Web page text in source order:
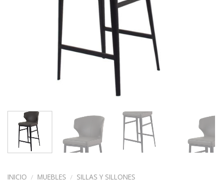
INICIO / MUEBLES / SILLAS Y SILLONES